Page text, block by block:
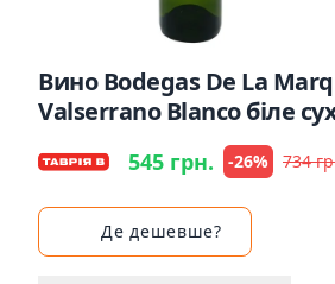
Вино Bodegas De La
Valserrano Blanco біле
545 грн. -26% 734
Де дешевше?